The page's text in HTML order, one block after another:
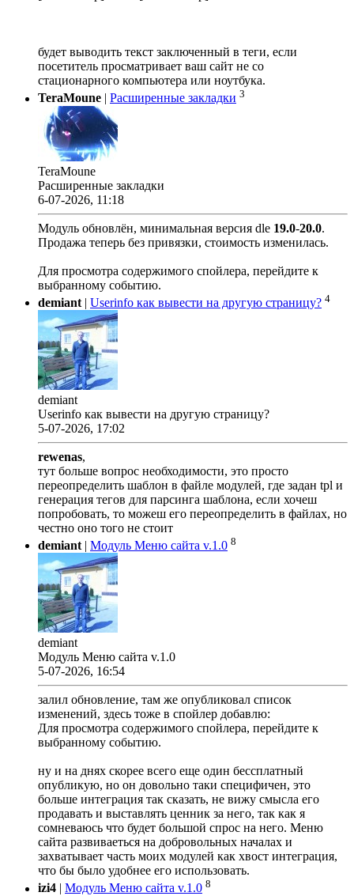
будет выводить текст заключенный в теги, если
посетитель просматривает ваш сайт не со
стационарного компьютера или ноутбука.
TeraMoune
Расширенные закладки 3
TeraMoune
Расширенные закладки
6-07-2026, 11:18
Модуль обновлён, минимальная версия dle 19.0-20.0.
Продажа теперь без привязки, стоимость изменилась.
Для просмотра содержимого спойлера, перейдите к
выбранному событию.
demiant | Userinfo как вывести на другую страницу? 4
demiant
Userinfo как вывести на другую страницу?
5-07-2026, 17:02
rewenas,
тут больше вопрос необходимости, это просто
переопределить шаблон в файле модулей, где задан tpl и
генерация тегов для парсинга шаблона, если хочеш
попробовать, то можеш его переопределить в файлах, но
честно оно того не стоит
demiant | Модуль Меню сайта v.1.0 8
demiant
Модуль Меню сайта v.1.0
5-07-2026, 16:54
залил обновление, там же опубликовал список
изменений, здесь тоже в спойлер добавлю:
Для просмотра содержимого спойлера, перейдите к
выбранному событию.
ну и на днях скорее всего еще один бессплатный
опубликую, но он довольно таки специфичен, это
больше интеграция так сказать, не вижу смысла его
продавать и выставлять ценник за него, так как я
сомневаюсь что будет большой спрос на него. Меню
сайта развиваеться на добровольных началах и
захватывает часть моих модулей как хвост интеграция,
что бы было удобнее его использовать.
izi4
Модуль Меню сайта v.1.0 8